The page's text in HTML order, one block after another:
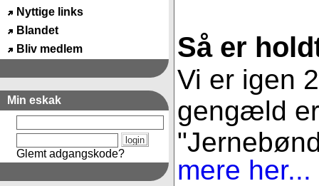
Nyttige links
Blandet
Bliv medlem
Min eskak
Glemt adgangskode?
Så er
Vi er igen
gengæld
mere her...